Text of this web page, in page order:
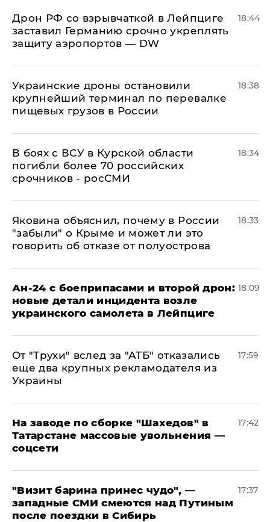
​Дрон РФ со взрывчаткой в Лейпциге
заставил Германию срочно укреплять
защиту аэропортов — DW
18:44
Украинские дроны остановили
крупнейший терминал по перевалке
пищевых грузов в России
18:38
В боях с ВСУ в Курской области
погибли более 70 российских
срочников - росСМИ
18:34
Яковина объяснил, почему в России
"забыли" о Крыме и может ли это
говорить об отказе от полуострова
18:33
Ан-24 с боеприпасами и второй дрон:
новые детали инцидента возле
украинского самолета в Лейпциге
18:09
От "Трухи" вслед за "АТБ" отказались
еще два крупных рекламодателя из
Украины
17:59
На заводе по сборке "Шахедов" в
Татарстане массовые увольнения —
соцсети
17:42
"Визит барина принес чудо", —
западные СМИ смеются над Путиным
после поездки в Сибирь
17:37